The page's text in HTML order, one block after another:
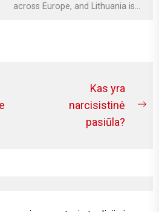
across Europe, and Lithuania is
Kas yra
narcisistinė
pasiūla?